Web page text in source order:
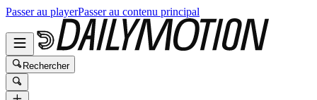
Passer au playerPasser au contenu principal
Rechercher